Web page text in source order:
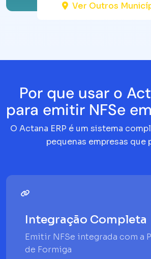
Ver Outros
Por que usar o
para emitir NFSe
O Actana ERP é um sistema
pequenas empresas que
Integração Completa
Emitir NFSe integrada com a
de Formiga